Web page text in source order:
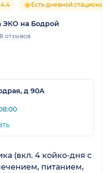
Есть дневной стационар
ЭКО на Бодрой
отзывов
д 90А
(вкл. 4 койко-дня с
питанием,